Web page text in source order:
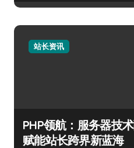
站长资讯
PHP领航：服务器技
赋能站长跨界新蓝海